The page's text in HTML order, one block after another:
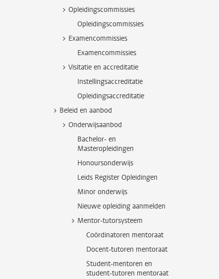
Opleidingscommissies
Opleidingscommissies
Examencommissies
Examencommissies
Visitatie en accreditatie
Instellingsaccreditatie
Opleidingsaccreditatie
Beleid en aanbod
Onderwijsaanbod
Bachelor- en
Masteropleidingen
Honoursonderwijs
Leids Register Opleidingen
Minor onderwijs
Nieuwe opleiding aanmelden
Mentor-tutorsysteem
Coördinatoren mentoraat
Docent-tutoren mentoraat
Student-mentoren en
student-tutoren mentoraat